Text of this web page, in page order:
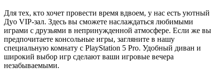
Для тех, кто хочет провести время вдвоем, у нас есть уютный
Дуо VIP-зал. Здесь вы сможете наслаждаться любимыми
играми с друзьями в непринужденной атмосфере. Если же вы
предпочитаете консольные игры, загляните в нашу
специальную комнату с PlayStation 5 Pro. Удобный диван и
широкий выбор игр сделают ваши игровые вечера
незабываемыми.